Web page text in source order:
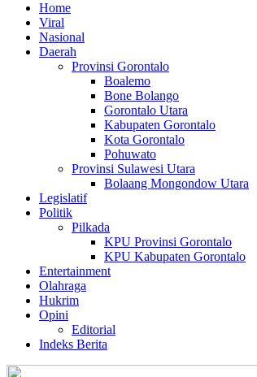
Home
Viral
Nasional
Daerah
Provinsi Gorontalo
Boalemo
Bone Bolango
Gorontalo Utara
Kabupaten Gorontalo
Kota Gorontalo
Pohuwato
Provinsi Sulawesi Utara
Bolaang Mongondow Utara
Legislatif
Politik
Pilkada
KPU Provinsi Gorontalo
KPU Kabupaten Gorontalo
Entertainment
Olahraga
Hukrim
Opini
Editorial
Indeks Berita